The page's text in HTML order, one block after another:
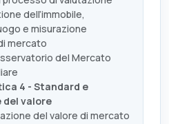
dell’immobile,
e misurazione
mercato
del Mercato
4 - Standard e
valore
del valore di mercato